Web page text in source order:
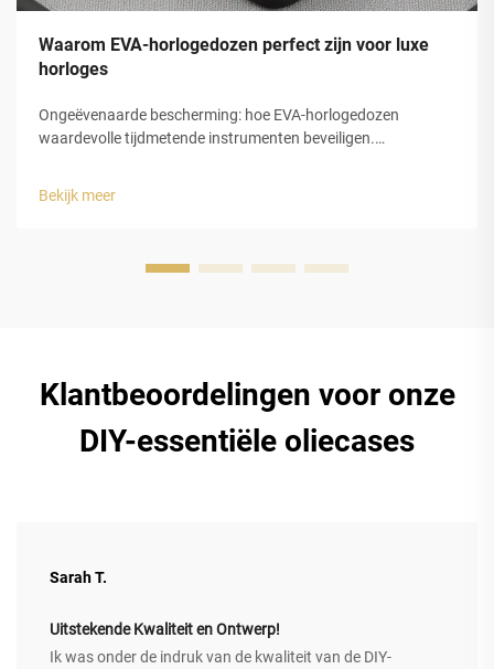
Waarom EVA-horlogedozen perfect zijn voor luxe
horloges
Ongeëvenaarde bescherming: hoe EVA-horlogedozen
waardevolle tijdmetende instrumenten beveiligen.
ethyleenvinylacetaat (EVA)-schuim biedt luxe horlogedozen
Bekijk meer
Klantbeoordelingen voor onze
DIY-essentiële oliecases
Sarah T.
Uitstekende Kwaliteit en Ontwerp!
Ik was onder de indruk van de kwaliteit van de DIY-